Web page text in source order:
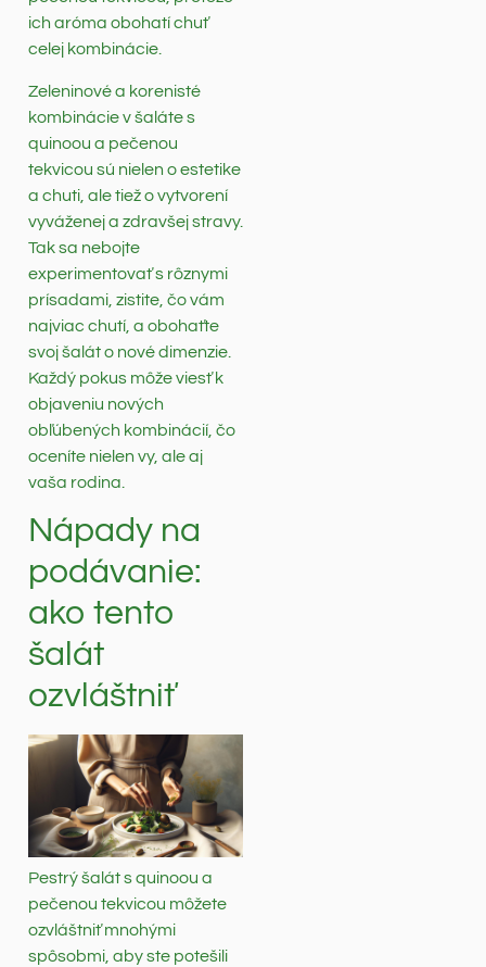
ich aróma obohatí chuť
celej kombinácie.
Zeleninové a korenisté
kombinácie v šaláte s
quinoou a pečenou
tekvicou sú nielen o estetike
a chuti, ale tiež o vytvorení
vyváženej a zdravšej stravy.
Tak sa nebojte
experimentovať s rôznymi
prísadami, zistite, čo vám
najviac chutí, a obohaťte
svoj šalát o nové dimenzie.
Každý pokus môže viesť k
objaveniu nových
obľúbených kombinácií, čo
oceníte nielen vy, ale aj
vaša rodina.
Nápady na
podávanie:
ako tento
šalát
ozvláštniť
Pestrý šalát s quinoou a
pečenou tekvicou môžete
ozvláštniť mnohými
spôsobmi, aby ste potešili